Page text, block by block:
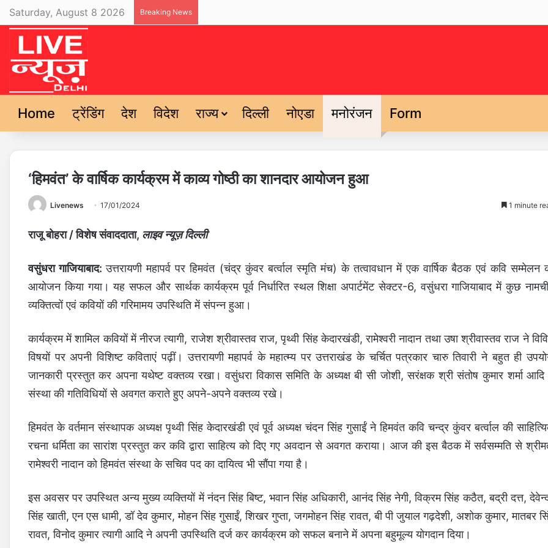
Saturday, August 8 2026 Breaking News
Home ट्रेंडिंग देश विदेश राज्य दिल्ली नोएडा मनोरंजन Form
‘हिमवंत’ के वार्षिक कार्यक्रम में काव्य गोष्ठी का शानदार आयोजन हुआ
Livenews 17/01/2024 1 minute
राजू बोहरा / विशेष संवाददाता, लाइव न्यूज़ दिल्ली
वसुंधरा गाजियाबाद:उत्तरायणी महापर्व पर हिमवंत (चंद्र कुंवर बर्त्वाल स्मृति मंच) के तत्वावधान में एक वार्षिक बैठक एवं कवि सम्मेलन
आयोजन किया गया। यह सफल और सार्थक कार्यक्रम पूर्व निर्धारित स्थल शिक्षा अपार्टमेंट सेक्टर-6, वसुंधरा गाजियाबाद में कुछ
व्यक्तित्वों एवं कवियों की गरिमामय उपस्थिति में संपन्न हुआ।
कार्यक्रम में शामिल कवियों में नीरज त्यागी, राजेश श्रीवास्तव राज, पृथ्वी सिंह केदारखंडी, रामेश्वरी नादान तथा उषा श्रीवास्तव राज ने
विषयों पर अपनी विशिष्ट कविताएं पढ़ीं। उत्तरायणी महापर्व के महात्म्य पर उत्तराखंड के चर्चित पत्रकार चारु तिवारी ने बहुत ही
जानकारी प्रस्तुत कर अपना यथेष्ट वक्तव्य रखा। वसुंधरा विकास समिति के अध्यक्ष बी सी जोशी, सरंक्षक श्री संतोष कुमार शर्मा
संस्था की गतिविधियों से अवगत कराते हुए अपने-अपने वक्तव्य रखे।
हिमवंत के वर्तमान संस्थापक अध्यक्ष पृथ्वी सिंह केदारखंडी एवं पूर्व अध्यक्ष चंदन सिंह गुसाईं ने हिमवंत कवि चन्द्र कुंवर बर्त्वाल की
रचना धर्मिता का सारांश प्रस्तुत कर कवि द्वारा साहित्य को दिए गए अवदान से अवगत कराया। आज की इस बैठक में सर्वसम्मति से
रामेश्वरी नादान को हिमवंत संस्था के सचिव पद का दायित्व भी सौंपा गया है।
इस अवसर पर उपस्थित अन्य मुख्य व्यक्तियों में नंदन सिंह बिष्ट, भवान सिंह अधिकारी, आनंद सिंह नेगी, विक्रम सिंह कठैत, बद्री दत्त,
सिंह खाती, एन एस धामी, डॉ देव कुमार, मोहन सिंह गुसाईं, शिखर गुप्ता, जगमोहन सिंह रावत, बी पी जुयाल गढ़देशी, अशोक कुमार, मातबर
रावत, विनोद कुमार त्यागी आदि ने अपनी उपस्थिति दर्ज कर कार्यक्रम को सफल बनाने में अपना बहुमूल्य योगदान दिया।